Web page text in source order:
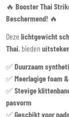
🔥 Booster Thai
Beschermend! 🔥
Deze lichtgewicht
Thai, bieden
✅ Duurzaam
✅ Meerlagige foam
✅ Stevige
pasvorm
✅ Geschikt voor